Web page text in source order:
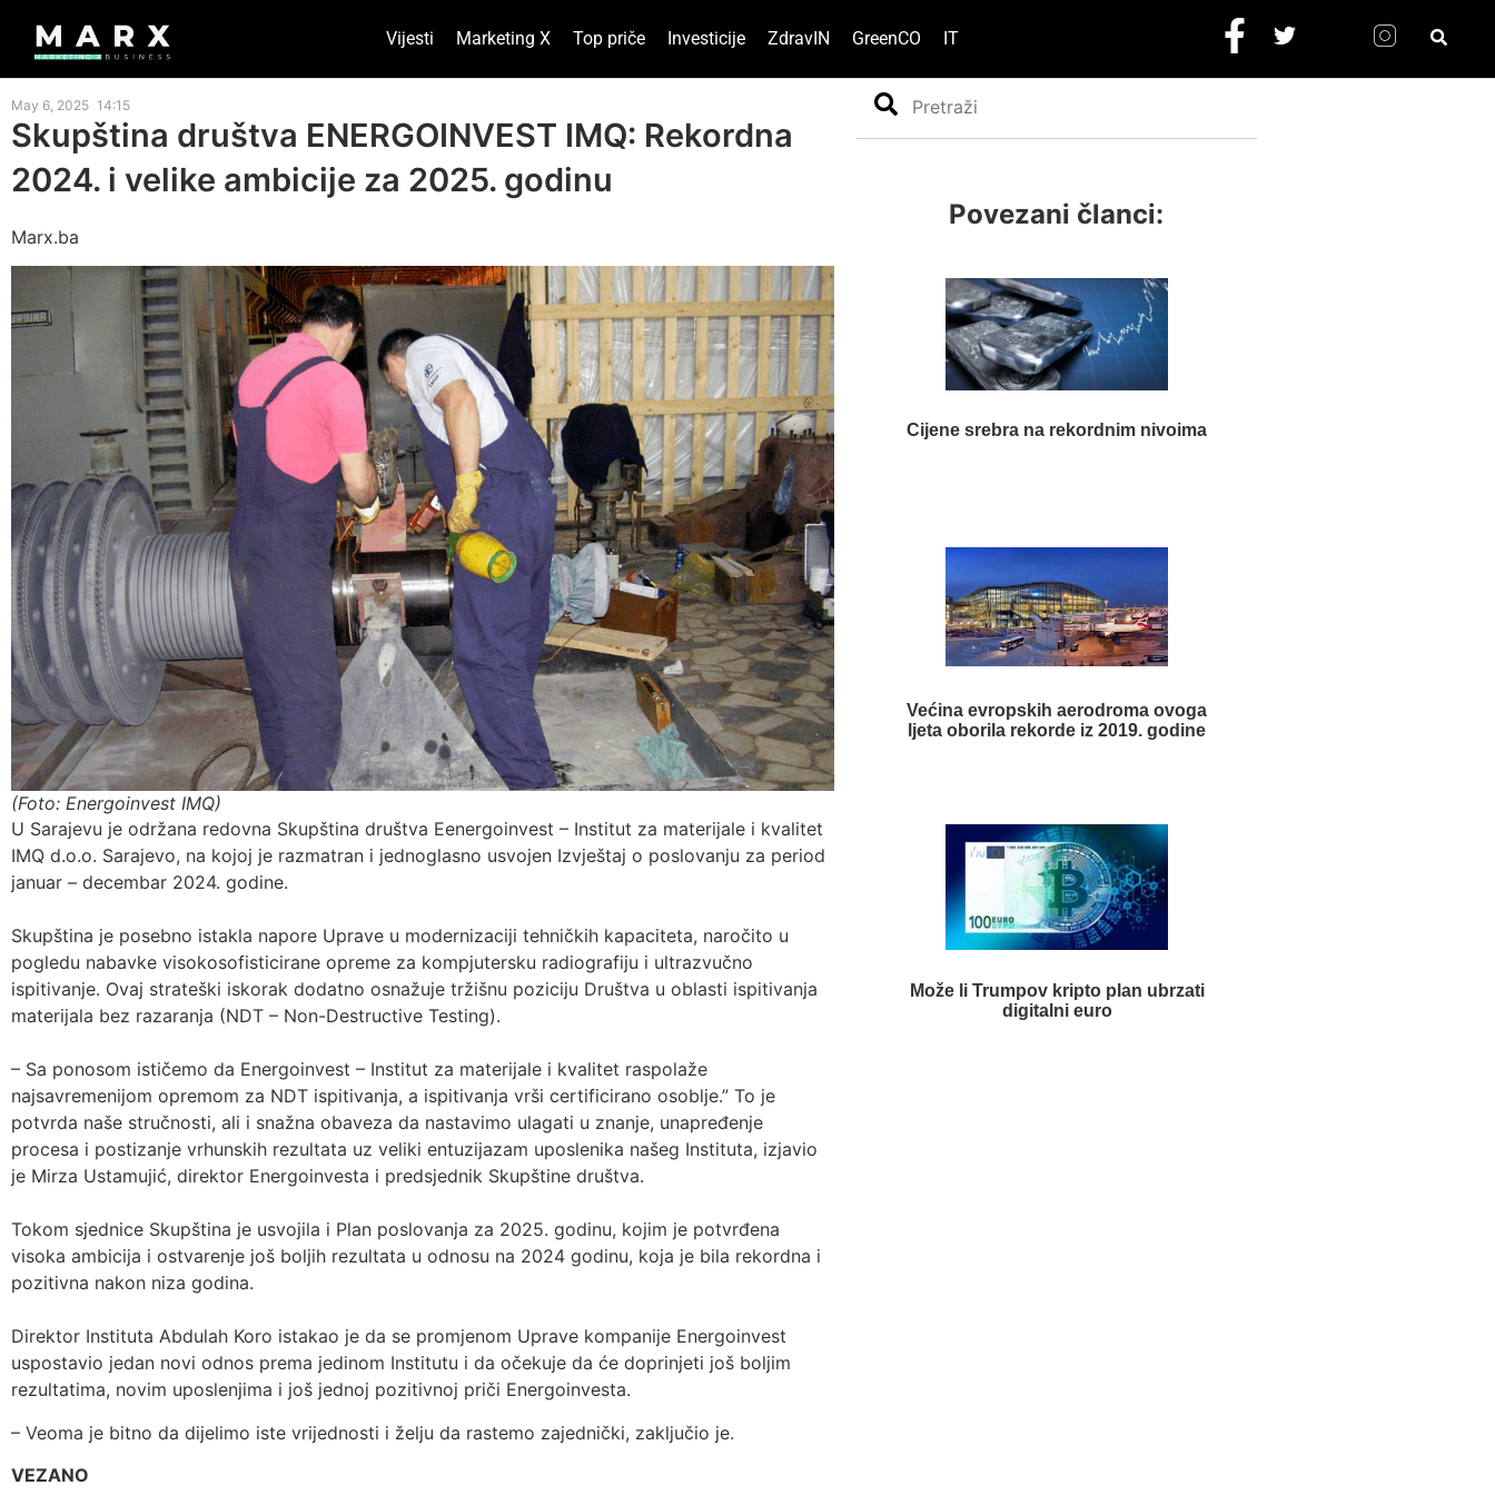
Vijesti Marketing X Top priče Investicije ZdravIN GreenCO IT
May 6, 2025 14:15
Skupština društva ENERGOINVEST IMQ: Rekordna
2024. i velike ambicije za 2025. godinu
Marx.ba
(Foto: Energoinvest IMQ)
U Sarajevu je održana redovna Skupština društva Eenergoinvest – Institut za materijale i kvalitet
IMQ d.o.o. Sarajevo, na kojoj je razmatran i jednoglasno usvojen Izvještaj o poslovanju za period
januar – decembar 2024. godine.
Skupština je posebno istakla napore Uprave u modernizaciji tehničkih kapaciteta, naročito u
pogledu nabavke visokosofisticirane opreme za kompjutersku radiografiju i ultrazvučno
ispitivanje. Ovaj strateški iskorak dodatno osnažuje tržišnu poziciju Društva u oblasti ispitivanja
materijala bez razaranja (NDT – Non-Destructive Testing).
– Sa ponosom ističemo da Energoinvest – Institut za materijale i kvalitet raspolaže
najsavremenijom opremom za NDT ispitivanja, a ispitivanja vrši certificirano osoblje.” To je
potvrda naše stručnosti, ali i snažna obaveza da nastavimo ulagati u znanje, unapređenje
procesa i postizanje vrhunskih rezultata uz veliki entuzijazam uposlenika našeg Instituta, izjavio
je Mirza Ustamujić, direktor Energoinvesta i predsjednik Skupštine društva.
Tokom sjednice Skupština je usvojila i Plan poslovanja za 2025. godinu, kojim je potvrđena
visoka ambicija i ostvarenje još boljih rezultata u odnosu na 2024 godinu, koja je bila rekordna i
pozitivna nakon niza godina.
Direktor Instituta Abdulah Koro istakao je da se promjenom Uprave kompanije Energoinvest
uspostavio jedan novi odnos prema jedinom Institutu i da očekuje da će doprinjeti još boljim
rezultatima, novim uposlenjima i još jednoj pozitivnoj priči Energoinvesta.
– Veoma je bitno da dijelimo iste vrijednosti i želju da rastemo zajednički, zaključio je.
VEZANO
Search
Povezani članci:
Cijene srebra na rekordnim nivoima
Većina evropskih aerodroma ovoga
ljeta oborila rekorde iz 2019. godine
Može li Trumpov kripto plan ubrzati
digitalni euro